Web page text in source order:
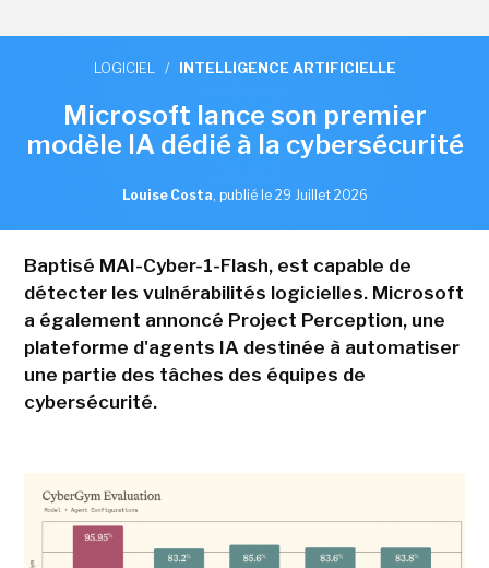
LOGICIEL / INTELLIGENCE ARTIFICIELLE
Microsoft lance son premier
modèle IA dédié à la cybersécurité
Louise Costa, publié le 29 Juillet 2026
Baptisé MAI-Cyber-1-Flash, est capable de
détecter les vulnérabilités logicielles. Microsoft
a également annoncé Project Perception, une
plateforme d'agents IA destinée à automatiser
une partie des tâches des équipes de
cybersécurité.